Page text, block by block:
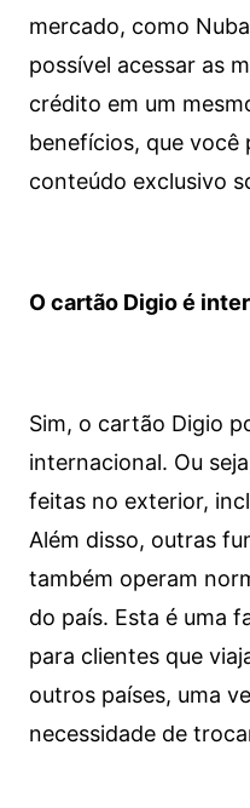
mercado, como
possível acessar as
crédito em um
benefícios, que você
conteúdo exclusivo
O cartão Digio é
Sim, o cartão Digio
internacional. Ou
feitas no exterior,
Além disso, outras
também operam
do país. Esta é uma
para clientes que
outros países, uma
necessidade de